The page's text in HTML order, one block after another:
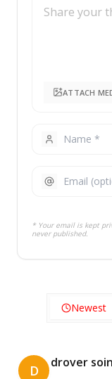
ATTACH
* Your email is kept
never published.
Newest
D drover